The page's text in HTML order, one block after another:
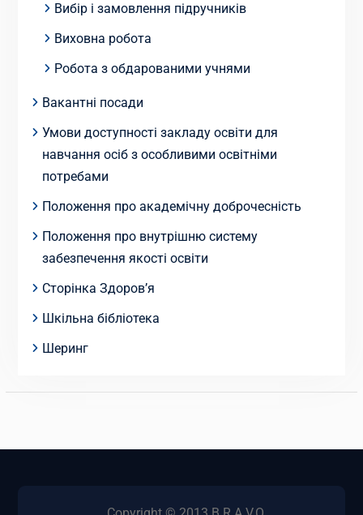
Вибір і замовлення підручників
Виховна робота
Робота з обдарованими учнями
Вакантні посади
Умови доступності закладу освіти для
навчання осіб з особливими освітніми
потребами
Положення про академічну доброчесність
Положення про внутрішню систему
забезпечення якості освіти
Сторінка Здоров’я
Шкільна бібліотека
Шеринг